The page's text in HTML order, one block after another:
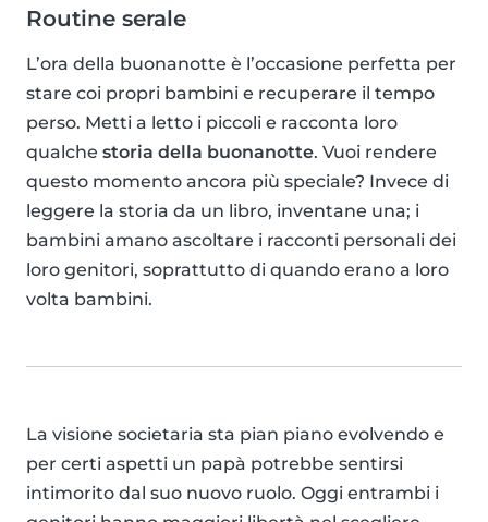
Routine serale
L’ora della buonanotte è l’occasione perfetta per
stare coi propri bambini e recuperare il tempo
perso. Metti a letto i piccoli e racconta loro
qualche storia della buonanotte. Vuoi rendere
questo momento ancora più speciale? Invece di
leggere la storia da un libro, inventane una; i
bambini amano ascoltare i racconti personali dei
loro genitori, soprattutto di quando erano a loro
volta bambini.
La visione societaria sta pian piano evolvendo e
per certi aspetti un papà potrebbe sentirsi
intimorito dal suo nuovo ruolo. Oggi entrambi i